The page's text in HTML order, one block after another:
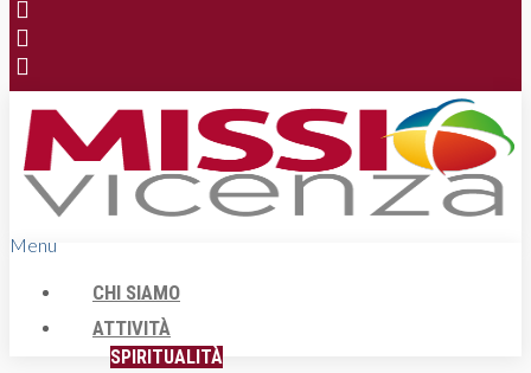
Menu
CHI SIAMO
ATTIVITÀ
SPIRITUALITÀ